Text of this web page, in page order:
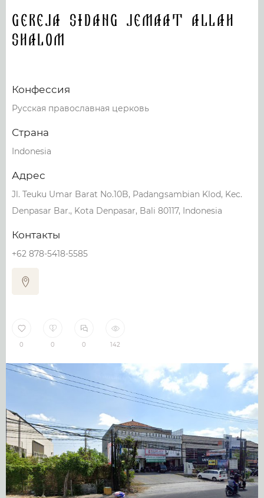
Gereja Sidang Jemaat Allah
Shalom
Конфессия
Русская православная церковь
Страна
Indonesia
Адрес
Jl. Teuku Umar Barat No.10B, Padangsambian Klod, Kec.
Denpasar Bar., Kota Denpasar, Bali 80117, Indonesia
Контакты
+62 878-5418-5585
0 0 0 142